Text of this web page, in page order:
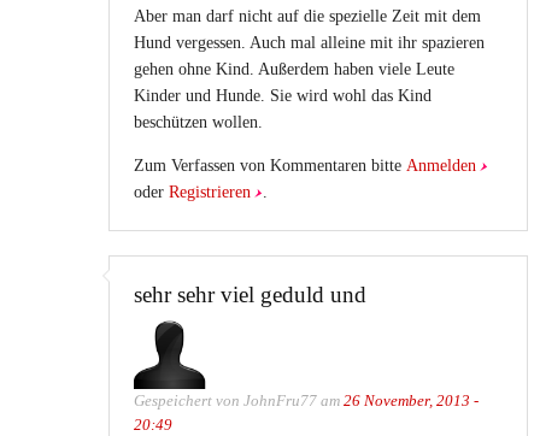
Aber man darf nicht auf die spezielle Zeit mit dem
Hund vergessen. Auch mal alleine mit ihr spazieren
gehen ohne Kind. Außerdem haben viele Leute
Kinder und Hunde. Sie wird wohl das Kind
beschützen wollen.
Zum Verfassen von Kommentaren bitte Anmelden
oder Registrieren
sehr sehr viel geduld und
Gespeichert von JohnFru77 am 26 November, 2013 -
20:49